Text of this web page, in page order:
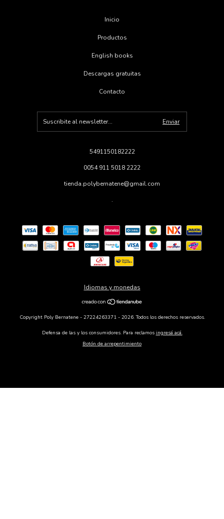
Inicio
Productos
English books
Descargas gratuitas
Contacto
5491150182222
0054 911 5018 2222
tienda.polybernatene@gmail.com
.
Idiomas y monedas
Copyright Poly Bernatene - 27224263371 - 2026. Todos los derechos reservados.
Defensa de las y los consumidores. Para reclamos ingresá acá.
Botón de arrepentimiento